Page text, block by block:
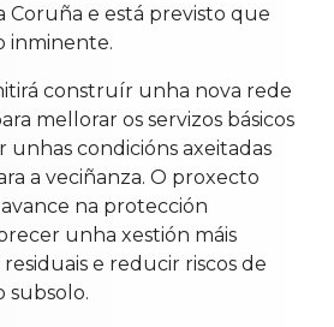
Coruña e está previsto que
inminente.
construír unha nova rede
mellorar os servizos básicos
unhas condicións axeitadas
a veciñanza. O proxecto
na protección
unha xestión máis
e reducir riscos de
subsolo.